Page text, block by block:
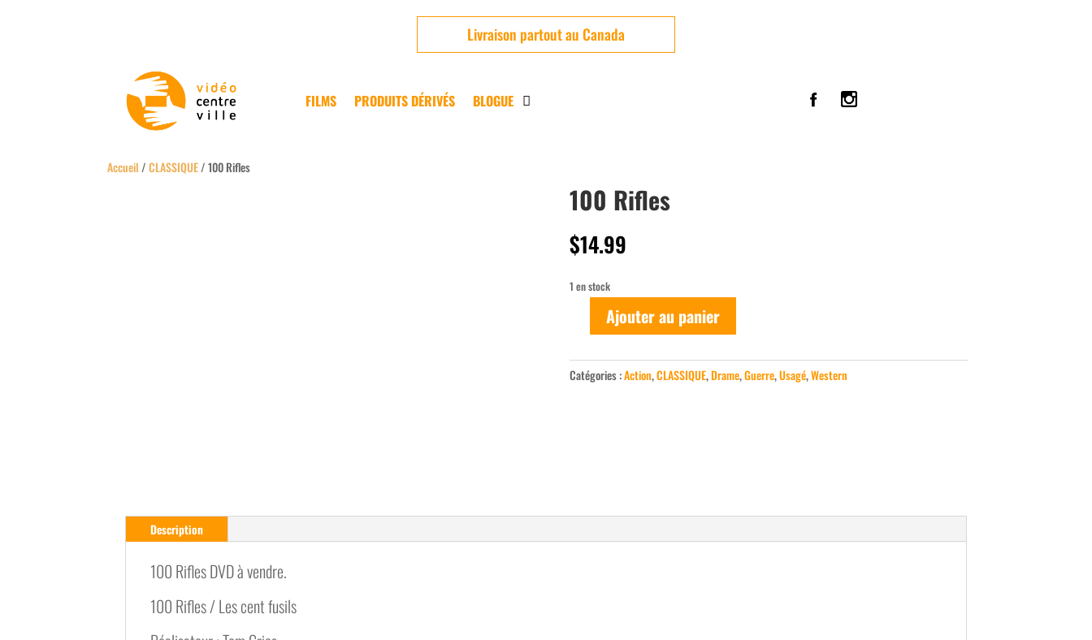
Livraison partout au Canada
FILMS PRODUITS DÉRIVÉS BLOGUE
Accueil /CLASSIQUE/ 100 Rifles
100 Rifles
$14.99
1 en stock
quantité
100
Rifles
Ajouter au panier
Catégories :Action,CLASSIQUE,Drame,Guerre,Usagé,Western
Description
100 Rifles DVD à vendre.
100 Rifles / Les cent fusils